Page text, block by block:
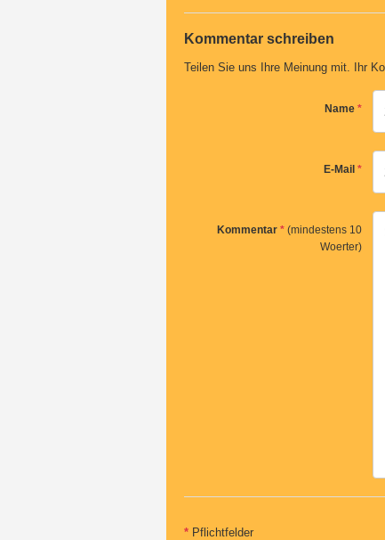
Kommentar schreiben
Teilen Sie uns Ihre Meinung mit. Ihr
Name *
E-Mail *
Kommentar * (mindestens 10
Woerter)
* Pflichtfelder